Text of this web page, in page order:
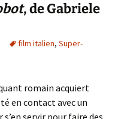
, de Gabriele
film italien, Super-
romain acquiert
en contact avec un
servir pour faire des